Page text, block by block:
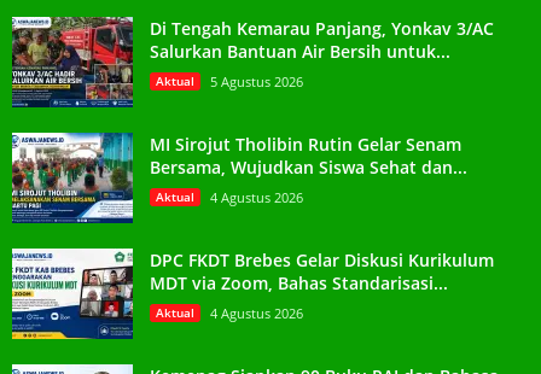
Di Tengah Kemarau Panjang, Yonkav 3/AC
Salurkan Bantuan Air Bersih untuk...
Aktual 5 Agustus 2026
MI Sirojut Tholibin Rutin Gelar Senam
Bersama, Wujudkan Siswa Sehat dan...
Aktual 4 Agustus 2026
DPC FKDT Brebes Gelar Diskusi Kurikulum
MDT via Zoom, Bahas Standarisasi...
Aktual 4 Agustus 2026